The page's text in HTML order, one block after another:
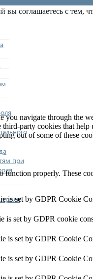
при
вы соглашаетесь с
navigate through the
party cookies that
out of some of these
function properly. These
is set by GDPR Cookie
is set by GDPR cookie
is set by GDPR Cookie
is set by GDPR Cookie